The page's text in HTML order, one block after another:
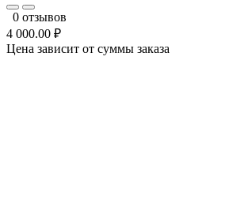
0 отзывов
4 000.00 ₽
Цена зависит от суммы заказа